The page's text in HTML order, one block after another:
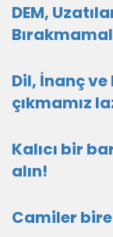
DEM,
Dil, İnanç
çıkmamız
Kalıcı bir
alın!
Camiler